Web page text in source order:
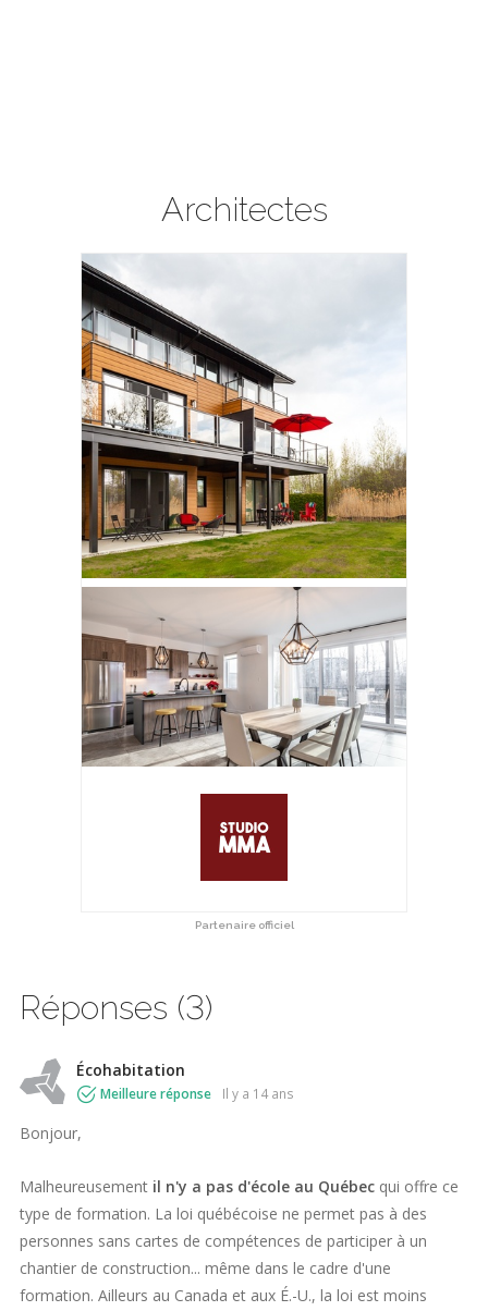
Architectes
Partenaire officiel
Réponses (3)
Écohabitation
Meilleure réponse il y a 14 ans
Bonjour,
Malheureusement il n'y a pas d'école au Québec qui offre ce
type de formation. La loi québécoise ne permet pas à des
personnes sans cartes de compétences de participer à un
chantier de construction... même dans le cadre d'une
formation. Ailleurs au Canada et aux É.-U., la loi est moins